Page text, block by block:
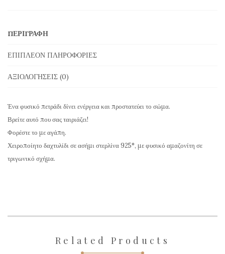
με
σχήμα
ποσότητα
ΠΕΡΙΓΡΑΦΉ
ΕΠΙΠΛΈΟΝ ΠΛΗΡΟΦΟΡΊΕΣ
ΑΞΙΟΛΟΓΉΣΕΙΣ (0)
Ένα φυσικό πετράδι δίνει ενέργεια και προστατεύει το σώμα.
Βρείτε αυτό που σας ταιριάζει!
Φορέστε το με αγάπη.
Χειροποίητο δαχτυλίδι σε ασήμι στερλίνα 925°, με φυσικό αμαζονίτη σε
τριγωνικό σχήμα.
Related Products